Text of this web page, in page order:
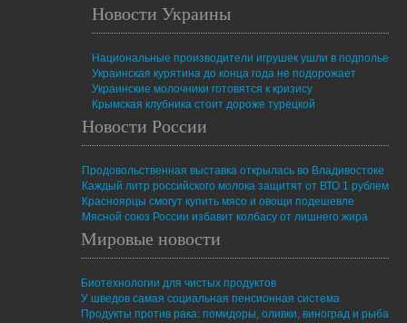
Новости Украины
Национальные производители игрушек ушли в подполье
Украинская курятина до конца года не подорожает
Украинские молочники готовятся к кризису
Крымская клубника стоит дороже турецкой
Новости России
Продовольственная выставка открылась во Владивостоке
Каждый литр российского молока защитят от ВТО 1 рублем
Красноярцы смогут купить мясо и овощи подешевле
Мясной союз России избавит колбасу от лишнего жира
Мировые новости
Биотехнологии для чистых продуктов
У шведов самая социальная пенсионная система
Продукты против рака: помидоры, оливки, виноград и рыба